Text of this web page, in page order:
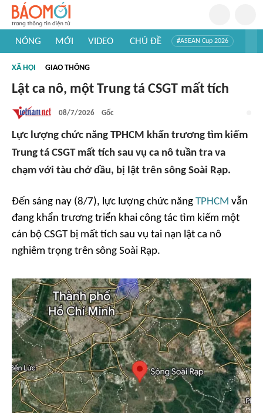
NÓNG MỚI VIDEO CHỦ ĐỀ #ASEAN Cup 2026
#Khám phá thế giới
XÃ HỘI GIAO THÔNG
Lật ca nô, một Trung tá CSGT mất tích
08/7/2026 Gốc
Lực lượng chức năng TPHCM khẩn trương tìm kiếm
Trung tá CSGT mất tích sau vụ ca nô tuần tra va
chạm với tàu chở dầu, bị lật trên sông Soài Rạp.
Đến sáng nay (8/7), lực lượng chức năng TPHCM vẫn
đang khẩn trương triển khai công tác tìm kiếm một
cán bộ CSGT bị mất tích sau vụ tai nạn lật ca nô
nghiêm trọng trên sông Soài Rạp.